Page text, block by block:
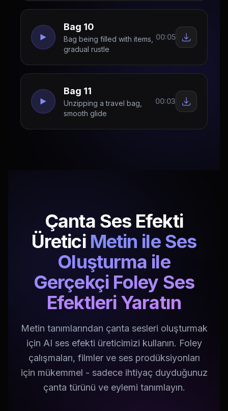
Bag 10
Bag being filled with items,
gradual rustle
00:05
Bag 11
Unzipping a travel bag,
smooth glide
00:03
Çanta Ses Efekti
Üretici Metin ile Ses
Oluşturma ile
Gerçekçi Foley Ses
Efektleri Yaratın
Metin tanımlarından çanta sesleri oluşturmak
için AI ses efekti üreticimizi kullanın. Foley
çalışmaları, filmler ve ses prodüksiyonları
için mükemmel - sadece ihtiyaç duyduğunuz
çanta türünü ve eylemi tanımlayın.